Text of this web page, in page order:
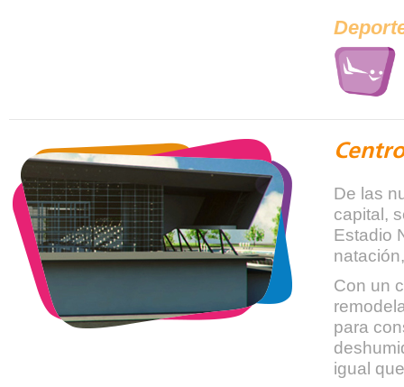
De las
capital,
Estadio
Con un
para
igual